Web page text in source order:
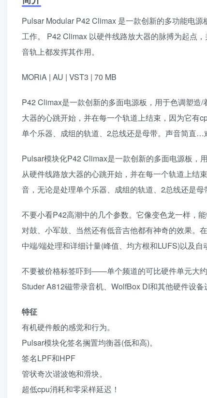
Pulsar Modular P42 Climax 是一款创新的多功能电
工作。 P42 Climax 以硬件线路放大器的脉搏为起点
音轨上都发挥其作用。
MORiA | AU | VST3 | 70 MB
P42 Climax是一款创新的多面电源板，用于色调塑
大器的心跳开始，并在每一个轨道上结束，因为它有
单个乐器、成组的轨道、2总线还是母带。声音简直…
Pulsar模块化P42 Climax是一款创新的多面电源板，
从硬件线路放大器的心跳开始，并在每一个轨道上结
音，无论是处理单个乐器、成组的轨道、2总线还是
不要小看P42高潮中的几个参数。它像变色龙一样，
对鼓、小军鼓、当然还有低音吉他都有神奇的效果。
中端/端处理和详细计量(峰值、均方根和LUFS)以及
不要被价格标签吓到——单个频道的可比硬件单元大
Studer A812磁带录音机、WolfBox DI和其他硬件设备
特征
有机硬件般的感觉和行为。
Pulsar模块化签名搁置均衡器(低和高)。
签名LPF和HPF
管状奇次谐波饱和滑块。
超低cpu消耗和零采样延迟！